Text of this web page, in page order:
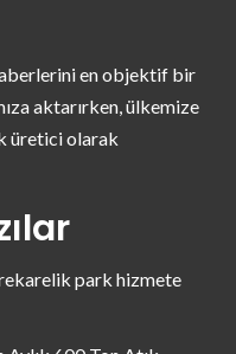
en objektif bir
aktarırken, ülkemize
üretici olarak
park hizmete